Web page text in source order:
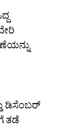
ಡಿಸೆಂಬರ್‌
ತಡೆ